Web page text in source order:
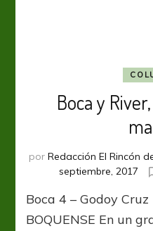
Boca y
por Redacción El Rincón
septiembre, 2017
Boca 4 – Godoy Cruz
BOQUENSE En un